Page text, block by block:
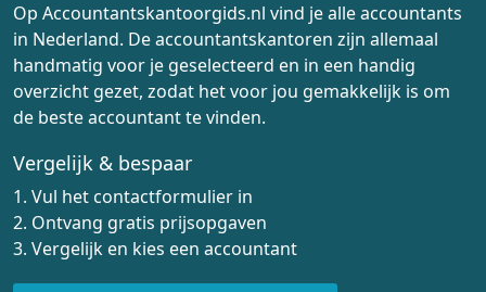
Op Accountantskantoorgids.nl vind je alle accountants
in Nederland. De accountantskantoren zijn allemaal
handmatig voor je geselecteerd en in een handig
overzicht gezet, zodat het voor jou gemakkelijk is om
de beste accountant te vinden.
Vergelijk & bespaar
1. Vul het contactformulier in
2. Ontvang gratis prijsopgaven
3. Vergelijk en kies een accountant